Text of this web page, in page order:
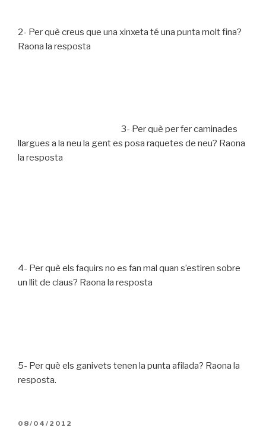
2- Per què creus que una xinxeta té una punta molt fina?
Raona la resposta
3- Per què per fer caminades
llargues a la neu la gent es posa raquetes de neu? Raona
la resposta
4- Per què els faquirs no es fan mal quan s’estiren sobre
un llit de claus? Raona la resposta
5- Per què els ganivets tenen la punta afilada? Raona la
resposta.
PUBLICAT
08/04/2012